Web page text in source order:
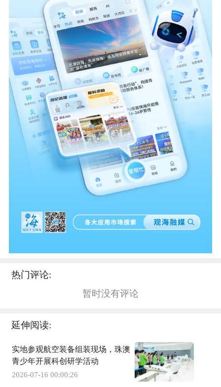
热门评论:
暂时没有评论
延伸阅读:
实地参观航空装备组装现场，珠澳
青少年开展科创研学活动
2026-07-16 00:00:26